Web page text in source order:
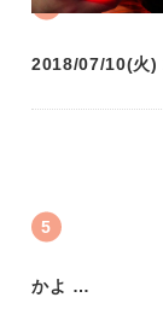
2018/07/10(火
かよ …